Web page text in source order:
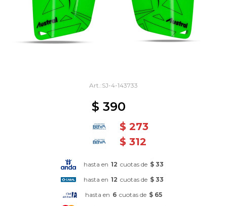
SJ-4-143733
$ 390
$ 273
$ 312
hasta en 12 cuotas de $ 33
hasta en 12 cuotas de $ 33
hasta en 6 cuotas de $ 65